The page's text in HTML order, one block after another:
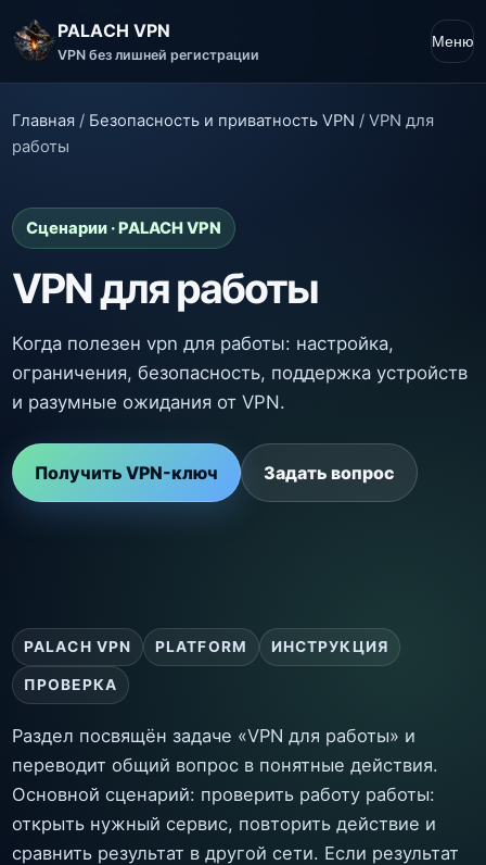
PALACH VPN
VPN без лишней регистрации
Меню
Главная / Безопасность и приватность VPN / VPN для
работы
Сценарии · PALACH VPN
VPN для работы
Когда полезен vpn для работы: настройка,
ограничения, безопасность, поддержка устройств
и разумные ожидания от VPN.
Получить VPN-ключ Задать вопрос
PALACH VPN PLATFORM ИНСТРУКЦИЯ
ПРОВЕРКА
Раздел посвящён задаче «VPN для работы» и
переводит общий вопрос в понятные действия.
Основной сценарий: проверить работу работы:
открыть нужный сервис, повторить действие и
сравнить результат в другой сети. Если результат